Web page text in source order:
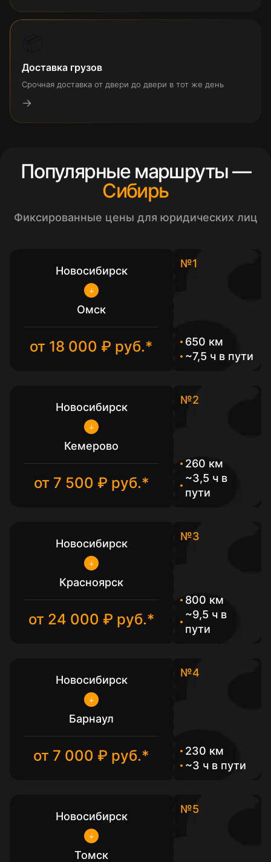
Доставка грузов
Срочная доставка от двери до двери в тот же день
→
Популярные маршруты —
Сибирь
Фиксированные цены для юридических лиц
Новосибирск
Омск
от 18 000 ₽ руб.*
№1
650 км
~7,5 ч в пути
Новосибирск
Кемерово
от 7 500 ₽ руб.*
№2
260 км
~3,5 ч в
пути
Новосибирск
Красноярск
от 24 000 ₽ руб.*
№3
800 км
~9,5 ч в
пути
Новосибирск
Барнаул
от 7 000 ₽ руб.*
№4
230 км
~3 ч в пути
Новосибирск
Томск
№5